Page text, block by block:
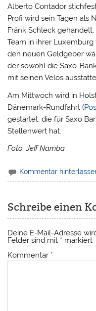
Alberto Contador
Profi wird sein Tagen als
Fränk Schleck
Team in ihrer
den neuen Geldgeber
der sowohl die Saxo-
mit seinen Velos
Am Mittwoch wird in
Dänemark-Rundfahrt (
gestartet, die für Saxo
Stellenwert hat.
Foto: Jeff Namba
Kommentar
Schreibe einen
Deine E-Mail-Adresse
Felder sind mit * markiert
Kommentar *